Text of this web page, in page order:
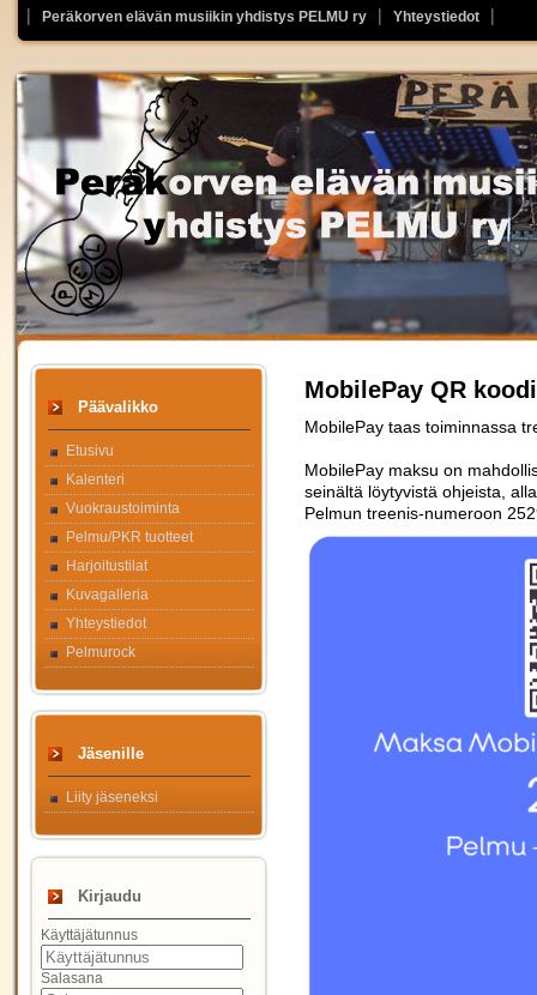
Peräkorven elävän musiikin yhdistys PELMU ry Yhteystiedot
Päävalikko
Etusivu
Kalenteri
Vuokraustoiminta
Pelmu/PKR tuotteet
Harjoitustilat
Kuvagalleria
Yhteystiedot
Pelmurock
Jäsenille
Liity jäseneksi
Kirjaudu
Käyttäjätunnus
Salasana
MobilePay QR
MobilePay taas toiminnassa
MobilePay maksu on
seinältä löytyvistä ohjeista,
Pelmun treenis-numeroon